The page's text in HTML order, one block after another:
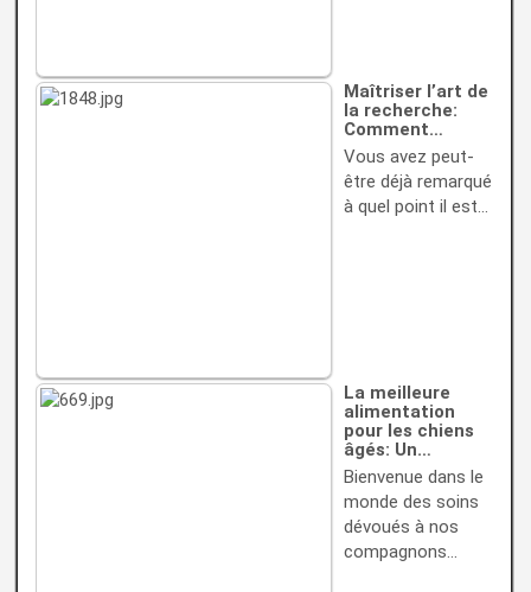
Maîtriser l’art de
la recherche:
Comment…
Vous avez peut-
être déjà remarqué
à quel point il est…
La meilleure
alimentation
pour les chiens
âgés: Un…
Bienvenue dans le
monde des soins
dévoués à nos
compagnons…